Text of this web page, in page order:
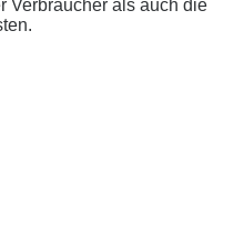
Verbraucher als auch die